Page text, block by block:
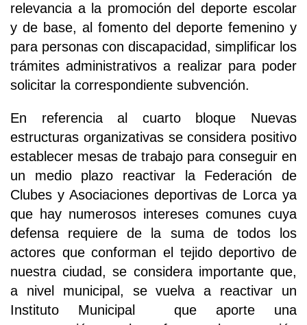
relevancia a la promoción del deporte escolar
y de base, al fomento del deporte femenino y
para personas con discapacidad, simplificar los
trámites administrativos a realizar para poder
solicitar la correspondiente subvención.
En referencia al cuarto bloque Nuevas
estructuras organizativas se considera positivo
establecer mesas de trabajo para conseguir en
un medio plazo reactivar la Federación de
Clubes y Asociaciones deportivas de Lorca ya
que hay numerosos intereses comunes cuya
defensa requiere de la suma de todos los
actores que conforman el tejido deportivo de
nuestra ciudad, se considera importante que,
a nivel municipal, se vuelva a reactivar un
Instituto Municipal que aporte una